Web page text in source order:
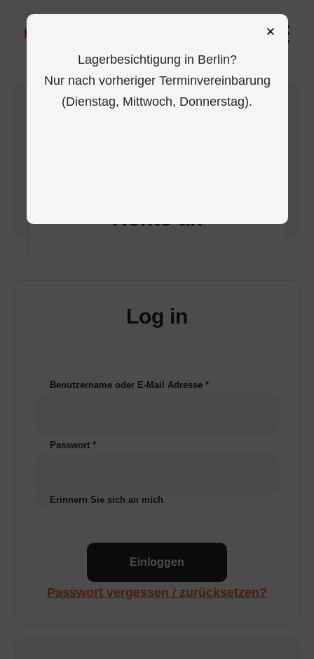
Login
Konto an
Log in
Benutzername oder E-Mail Adresse*
Passwort*
Erinnern Sie sich an mich
Einloggen
Passwort vergessen / zurücksetzen?
Lagerbesichtigung in Berlin?
Nur nach vorheriger Terminvereinbarung
(Dienstag, Mittwoch, Donnerstag).